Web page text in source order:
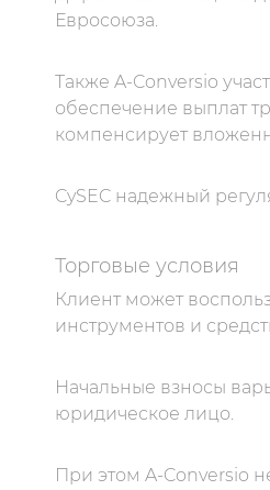
Евросоюза.
Также A-Conversio
обеспечение выплат
компенсирует
CySEC надежный
Торговые условия
Клиент может
инструментов и
Начальные взносы
юридическое лицо.
При этом A-Conversio